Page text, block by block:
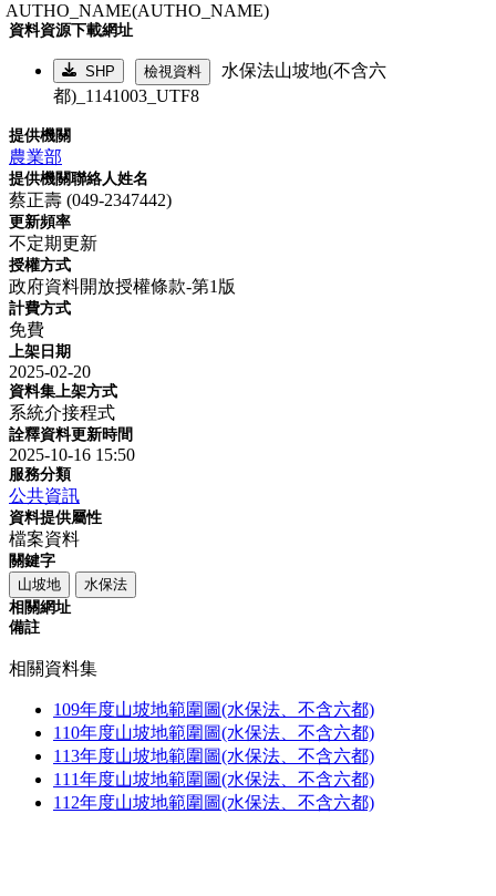
AUTHO_NAME(AUTHO_NAME)
資料資源下載網址
SHP 檢視資料
水保法山坡地(不含六
都)_1141003_UTF8
提供機關
農業部
提供機關聯絡人姓名
蔡正壽 (049-2347442)
更新頻率
不定期更新
授權方式
政府資料開放授權條款-第1版
計費方式
免費
上架日期
2025-02-20
資料集上架方式
系統介接程式
詮釋資料更新時間
2025-10-16 15:50
服務分類
公共資訊
資料提供屬性
檔案資料
關鍵字
山坡地
水保法
相關網址
備註
相關資料集
109年度山坡地範圍圖(水保法、不含六都)
110年度山坡地範圍圖(水保法、不含六都)
113年度山坡地範圍圖(水保法、不含六都)
111年度山坡地範圍圖(水保法、不含六都)
112年度山坡地範圍圖(水保法、不含六都)